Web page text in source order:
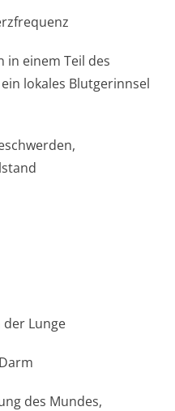
in einem Teil des
lokales Blutgerinnsel
der Lunge
des Mundes,